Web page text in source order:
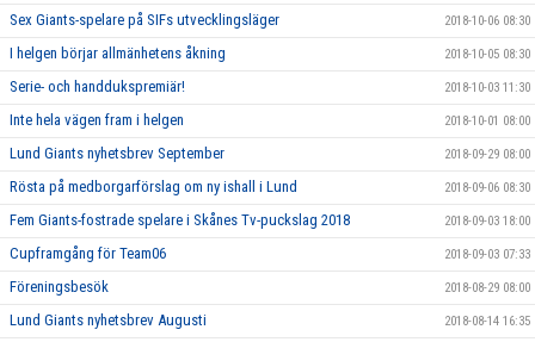
Sex Giants-spelare på SIFs utvecklingsläger 2018-10-06 08:30
I helgen börjar allmänhetens åkning 2018-10-05 08:30
Serie- och handdukspremiär! 2018-10-03 11:30
Inte hela vägen fram i helgen 2018-10-01 08:00
Lund Giants nyhetsbrev September 2018-09-29 08:00
Rösta på medborgarförslag om ny ishall i Lund 2018-09-06 08:30
Fem Giants-fostrade spelare i Skånes Tv-puckslag 2018 2018-09-03 18:00
Cupframgång för Team06 2018-09-03 07:33
Föreningsbesök 2018-08-29 08:00
Lund Giants nyhetsbrev Augusti 2018-08-14 16:35